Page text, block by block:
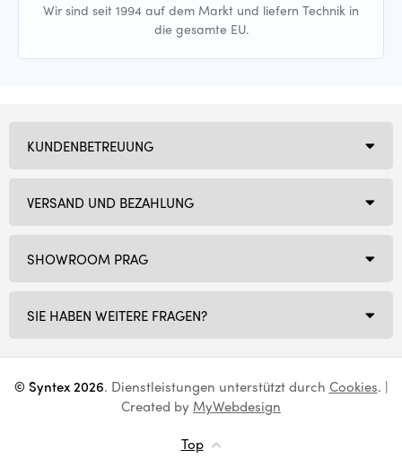
Wir sind seit 1994 auf dem Markt und liefern Technik in
die gesamte EU.
SHOWROOM PRAG
SIE HABEN WEITERE FRAGEN?
KUNDENBETREUUNG
VERSAND UND BEZAHLUNG
© Syntex 2026. Dienstleistungen unterstützt durch Cookies. |
Created by MyWebdesign
Top